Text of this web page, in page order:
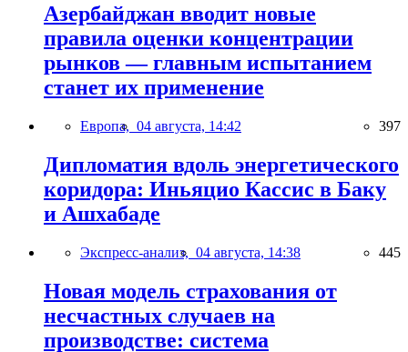
Азербайджан вводит новые
правила оценки концентрации
рынков — главным испытанием
станет их применение
Европа, 04 августа, 14:42 397
Дипломатия вдоль энергетического
коридора: Иньяцио Кассис в Баку
и Ашхабаде
Экспресс-анализ, 04 августа, 14:38 445
Новая модель страхования от
несчастных случаев на
производстве: система